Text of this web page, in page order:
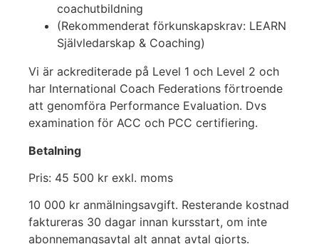
coachutbildning
(Rekommenderat förkunskapskrav: LEARN
Självledarskap & Coaching)
Vi är ackrediterade på Level 1 och Level 2 och
har International Coach Federations förtroende
att genomföra Performance Evaluation. Dvs
examination för ACC och PCC certifiering.
Betalning
Pris: 45 500 kr exkl. moms
10 000 kr anmälningsavgift. Resterande kostnad
faktureras 30 dagar innan kursstart, om inte
abonnemangsavtal alt annat avtal gjorts.